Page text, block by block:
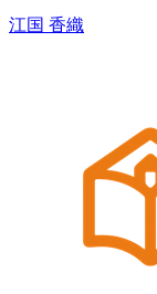
江国 香織